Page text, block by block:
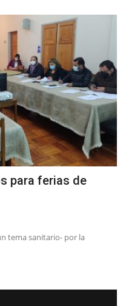
para ferias de
tema sanitario- por la